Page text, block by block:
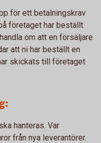
för ett betalningskrav
företaget har beställt
om att en försäljare
att ni har beställt en
skickats till företaget
hanteras. Var
från nya leverantörer.